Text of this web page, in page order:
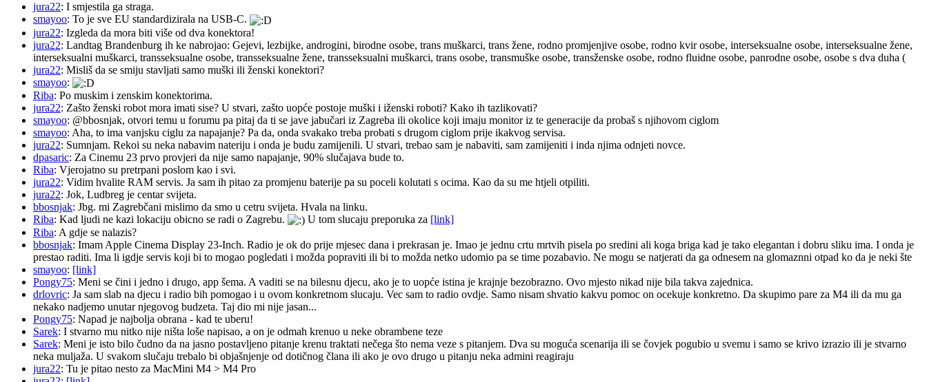
jura22: I smjestila ga straga.
smayoo: To je sve EU standardizirala na USB-C.
jura22: Izgleda da mora biti više od dva konektora!
jura22: Landtag Brandenburg ih ke nabrojao: Gejevi, lezbijke, androgini, birodne osobe, trans muškarci, trans žene, rodno promjenjive osobe, rodno kvir osobe, interseksualne osobe, interseksualne žene,
interseksualni muškarci, transseksualne osobe, transseksualne žene, transseksualni muškarci, trans osobe, transmuške osobe, transženske osobe, rodno fluidne osobe, panrodne osobe, osobe s dva duha (
jura22: Misliš da se smiju stavljati samo muški ili ženski konektori?
smayoo:
Riba: Po muskim i zenskim konektorima.
jura22: Zašto ženski robot mora imati sise? U stvari, zašto uopće postoje muški i iženski roboti? Kako ih tazlikovati?
smayoo: @bbosnjak, otvori temu u forumu pa pitaj da ti se jave jabučari iz Zagreba ili okolice koji imaju monitor iz te generacije da probaš s njihovom ciglom
smayoo: Aha, to ima vanjsku ciglu za napajanje? Pa da, onda svakako treba probati s drugom ciglom prije ikakvog servisa.
jura22: Sumnjam. Rekoi su neka nabavim nateriju i onda je budu zamijenili. U stvari, trebao sam je nabaviti, sam zamijeniti i inda njima odnjeti novce.
dpasaric: Za Cinemu 23 prvo provjeri da nije samo napajanje, 90% slučajava bude to.
Riba: Vjerojatno su pretrpani poslom kao i svi.
jura22: Vidim hvalite RAM servis. Ja sam ih pitao za promjenu baterije pa su poceli kolutati s ocima. Kao da su me htjeli otpiliti.
jura22: Jok, Ludbreg je centar svijeta.
bbosnjak: Jbg. mi Zagrebčani mislimo da smo u cetru svijeta. Hvala na linku.
Riba: Kad ljudi ne kazi lokaciju obicno se radi o Zagrebu. U tom slucaju preporuka za [link]
Riba: A gdje se nalazis?
bbosnjak: Imam Apple Cinema Display 23-Inch. Radio je ok do prije mjesec dana i prekrasan je. Imao je jednu crtu mrtvih pisela po sredini ali koga briga kad je tako elegantan i dobru sliku ima. I onda je
prestao raditi. Ima li igdje servis koji bi to mogao pogledati i možda popraviti ili bi to možda netko udomio pa se time pozabavio. Ne mogu se natjerati da ga odnesem na glomaznni otpad ko da je neki šte
smayoo: [link]
Pongy75: Meni se čini i jedno i drugo, app šema. A vaditi se na bilesnu djecu, ako je to uopće istina je krajnje bezobrazno. Ovo mjesto nikad nije bila takva zajednica.
drlovric: Ja sam slab na djecu i radio bih pomogao i u ovom konkretnom slucaju. Vec sam to radio ovdje. Samo nisam shvatio kakvu pomoc on ocekuje konkretno. Da skupimo pare za M4 ili da mu ga
nekako nadjemo unutar njegovog budzeta. Taj dio mi nije jasan...
Pongy75: Napad je najbolja obrana - kad te uberu!
Sarek: I stvarno mu nitko nije ništa loše napisao, a on je odmah krenuo u neke obrambene teze
Sarek: Meni je isto bilo čudno da na jasno postavljeno pitanje krenu traktati nečega što nema veze s pitanjem. Dva su moguća scenarija ili se čovjek pogubio u svemu i samo se krivo izrazio ili je stvarno
neka muljaža. U svakom slučaju trebalo bi objašnjenje od dotičnog člana ili ako je ovo drugo u pitanju neka admini reagiraju
jura22: Tu je pitao nesto za MacMini M4 > M4 Pro